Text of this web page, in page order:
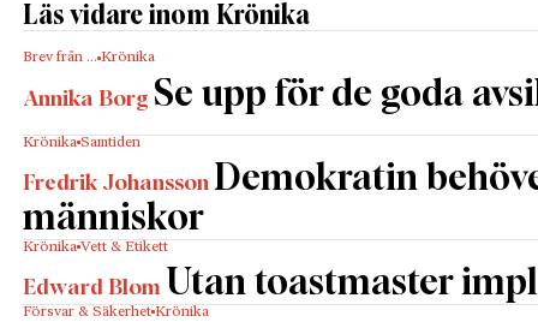
Läs vidare inom Krönika
Brev från … Krönika
Annika Borg Se upp för de goda
Krönika Samtiden
Fredrik Johansson Demokratin
människor
Krönika Vett & Etikett
Edward Blom Utan toastmaster
Försvar & Säkerhet Krönika